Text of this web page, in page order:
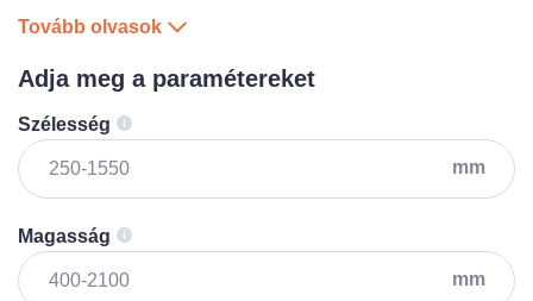
Tovább olvasok
Adja meg a paramétereket
Szélesség
mm
Magasság
mm